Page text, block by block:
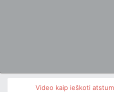
Video kaip ieškoti